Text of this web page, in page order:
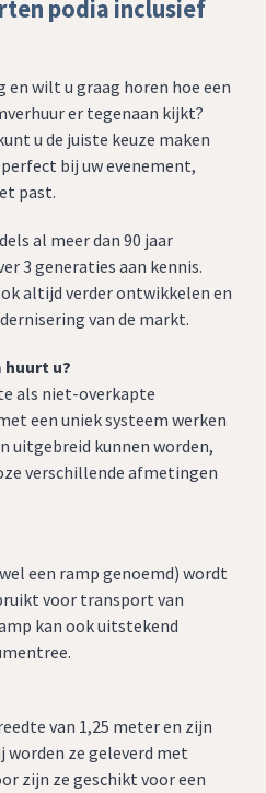
podia inclusief
en wilt u graag horen hoe een
er tegenaan kijkt?
u de juiste keuze maken
bij uw evenement,
past.
al meer dan 90 jaar
3 generaties aan kennis.
altijd verder ontwikkelen en
van de markt.
u?
als niet-overkapte
een uniek systeem werken
uitgebreid kunnen worden,
verschillende afmetingen
een ramp genoemd) wordt
voor transport van
kan ook uitstekend
van 1,25 meter en zijn
worden ze geleverd met
zijn ze geschikt voor een